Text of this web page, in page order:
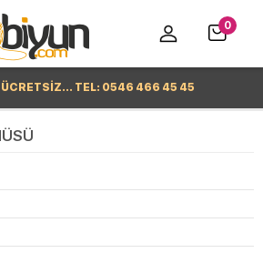
ÜCRETSİZ... TEL: 0546 466 45 45
0